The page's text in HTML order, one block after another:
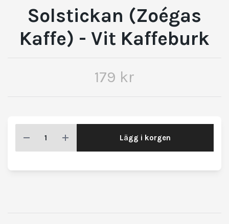
Solstickan (Zoégas
Kaffe) - Vit Kaffeburk
179 kr
Lägg i korgen